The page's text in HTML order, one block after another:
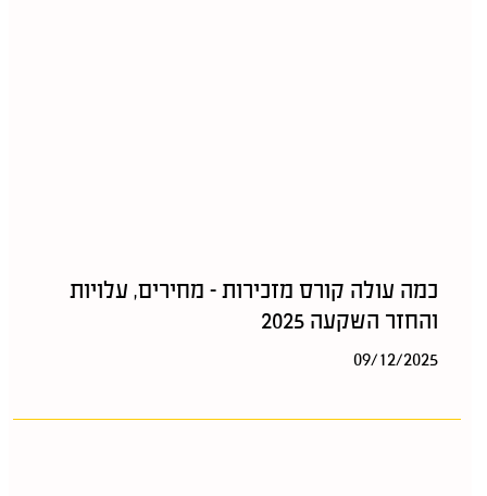
כמה עולה קורס מזכירות – מחירים, עלויות
והחזר השקעה 2025
09/12/2025